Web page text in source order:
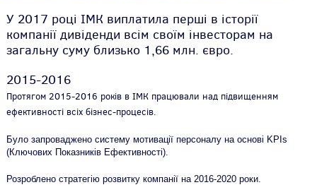
У 2017 році ІМК виплатила перші в історії
компанії дивіденди всім своїм інвесторам на
загальну суму близько 1,66 млн. євро.
2015-2016
Протягом 2015-2016 років в ІМК працювали над підвищенням
ефективності всіх бізнес-процесів.
Було запроваджено систему мотивації персоналу на основі KPIs
(Ключових Показників Ефективності).
Розроблено стратегію розвитку компанії на 2016-2020 роки.